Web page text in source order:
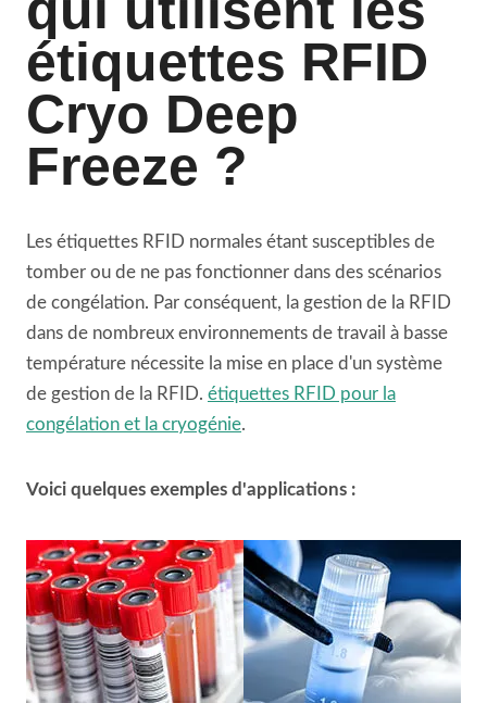
étiquettes RFID
Cryo Deep
Freeze ?
Les étiquettes RFID normales étant susceptibles de
tomber ou de ne pas fonctionner dans des scénarios
de congélation. Par conséquent, la gestion de la RFID
dans de nombreux environnements de travail à basse
température nécessite la mise en place d'un système
de gestion de la RFID. étiquettes RFID pour la
congélation et la cryogénie.
Voici quelques exemples d'applications :